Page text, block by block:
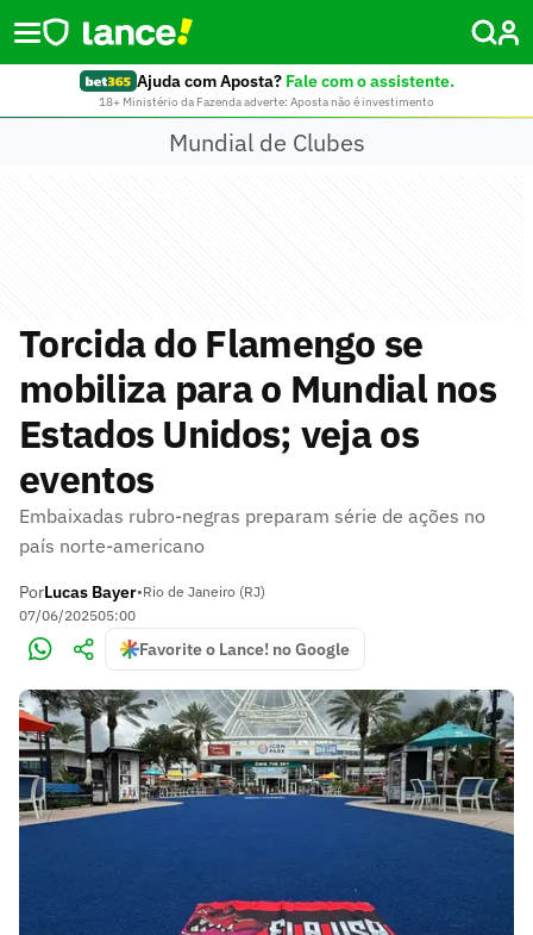
Ajuda com Aposta? Fale com o assistente.
18+ Ministério da Fazenda adverte: Aposta não é investimento
Mundial de Clubes
Torcida do Flamengo se
mobiliza para o Mundial nos
Estados Unidos; veja os
eventos
Embaixadas rubro-negras preparam série de ações no
país norte-americano
PorLucas Bayer•Rio de Janeiro (RJ)
07/06/202505:00
Favorite o Lance! no Google